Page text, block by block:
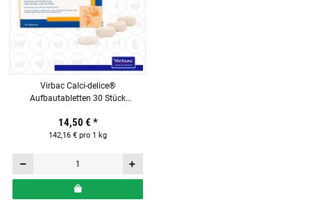
Virbac Calci-delice®
Aufbautabletten 30 Stück
14,50 € *
142,16 € pro 1 kg